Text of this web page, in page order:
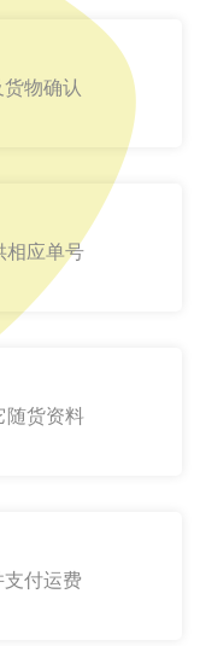
物确认
相应单号
随货资料
付运费